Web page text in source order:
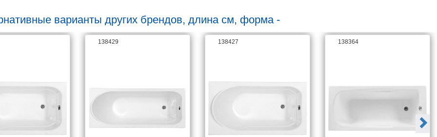
варианты других брендов, длина см, форма -
138429 138427 138364